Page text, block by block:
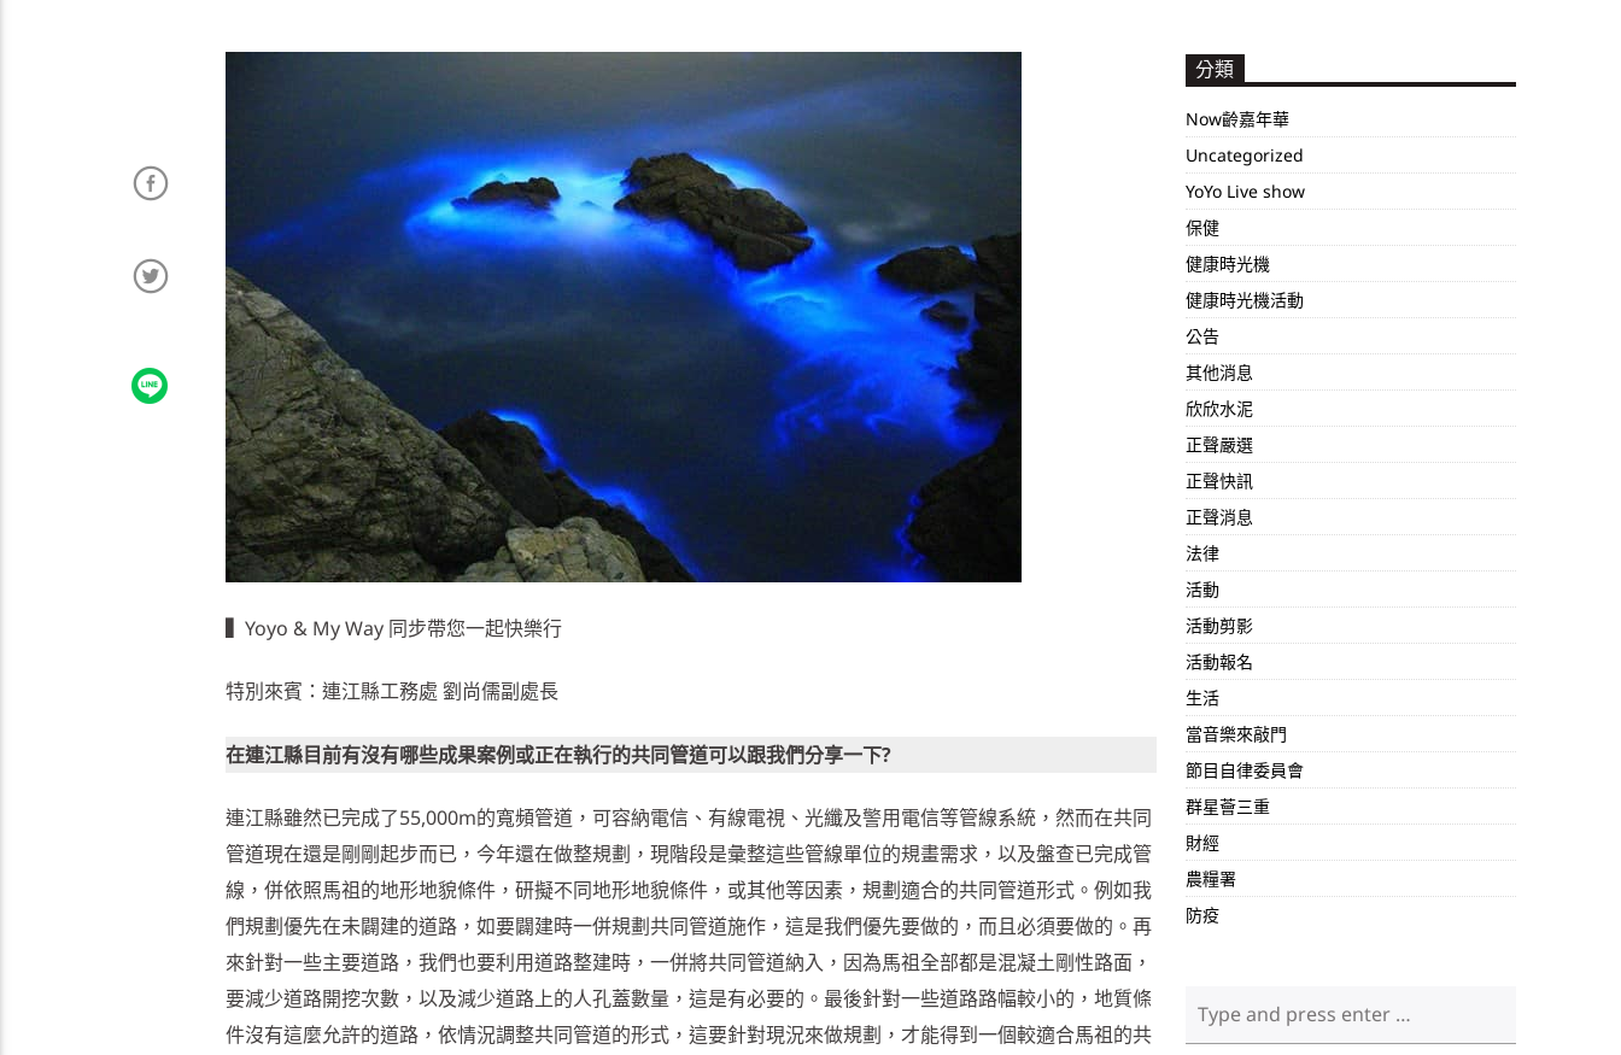
Yoyo & My Way 同步帶您一起快樂行
特別來賓：連江縣工務處 劉尚儒副處長
在連江縣目前有沒有哪些成果案例或正在執行的共同管道可以跟我們分享一下?
連江縣雖然已完成了55,000m的寬頻管道，可容納電信、有線電視、光纖及警用電信等管線系統，然而在共同
管道現在還是剛剛起步而已，今年還在做整規劃，現階段是彙整這些管線單位的規畫需求，以及盤查已完成管
線，併依照馬祖的地形地貌條件，研擬不同地形地貌條件，或其他等因素，規劃適合的共同管道形式。例如我
們規劃優先在未闢建的道路，如要闢建時一併規劃共同管道施作，這是我們優先要做的，而且必須要做的。再
來針對一些主要道路，我們也要利用道路整建時，一併將共同管道納入，因為馬祖全部都是混凝土剛性路面，
要減少道路開挖次數，以及減少道路上的人孔蓋數量，這是有必要的。最後針對一些道路路幅較小的，地質條
件沒有這麼允許的道路，依情況調整共同管道的形式，這要針對現況來做規劃，才能得到一個較適合馬祖的共
分類
Now齡嘉年華
Uncategorized
YoYo Live show
保健
健康時光機
健康時光機活動
公告
其他消息
欣欣水泥
正聲嚴選
正聲快訊
正聲消息
法律
活動
活動剪影
活動報名
生活
當音樂來敲門
節目自律委員會
群星薈三重
財經
農糧署
防疫